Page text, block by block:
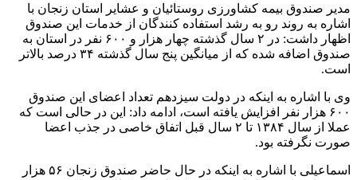
مدیر صندوق بیمه کشاورزی روستائیان و عشایر استان زنجان با
اشاره به روند رو به رشد استفاده کنندگان از خدمات این صندوق
اظهار داشت: در ۲ سال گذشته چهار هزار و ۶۰۰ نفر در استان به
صندوق اضافه شده که از میانگین پنج سال گذشته ۳۴ درصد بالاتر
است.
وی با اشاره به اینکه در دولت سیزدهم تعداد اعضای این صندوق
۶۰۰ هزار نفر افزایش یافته است، ادامه داد: این در حالی است که
عملا از سال ۱۳۸۴ تا ۲ سال قبل اتفاق خاصی در جذب اعضا
صورت نگرفته بود.
اسماعیلی با اشاره به اینکه در حال حاضر صندوق زنجان ۵۶ هزار